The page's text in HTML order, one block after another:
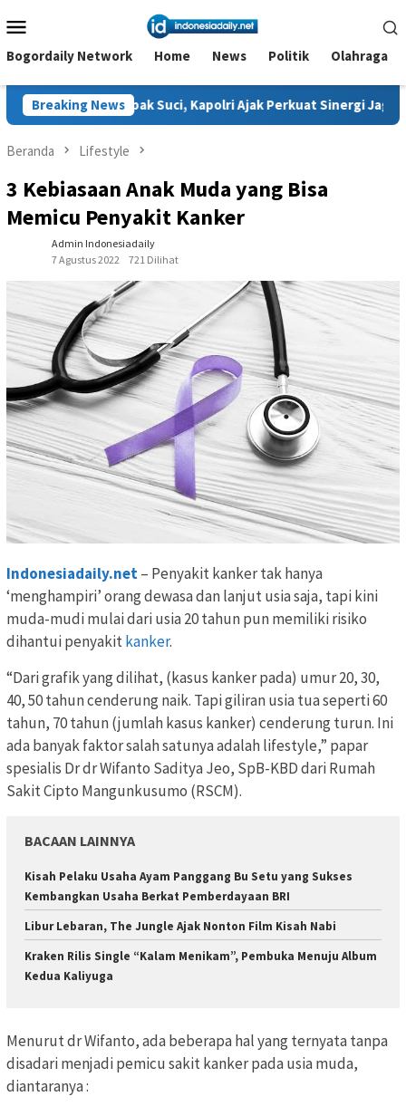
ke
kontenMobile
Bogordaily Network Home News Politik Olahraga
Breaking News
Suci, Kapolri Ajak Perkuat Sinergi Jaga Generasi Muda dan
Beranda Lifestyle
3 Kebiasaan Anak Muda yang Bisa
Memicu Penyakit Kanker
Admin Indonesiadaily
7 Agustus 2022
721 Dilihat
Indonesiadaily.net– Penyakit kanker tak hanya
‘menghampiri’ orang dewasa dan lanjut usia saja, tapi kini
muda-mudi mulai dari usia 20 tahun pun memiliki risiko
dihantui penyakitkanker.
“Dari grafik yang dilihat, (kasus kanker pada) umur 20, 30,
40, 50 tahun cenderung naik. Tapi giliran usia tua seperti 60
tahun, 70 tahun (jumlah kasus kanker) cenderung turun. Ini
ada banyak faktor salah satunya adalah lifestyle,” papar
spesialis Dr dr Wifanto Saditya Jeo, SpB-KBD dari Rumah
Sakit Cipto Mangunkusumo (RSCM).
BACAAN LAINNYA
Kisah Pelaku Usaha Ayam Panggang Bu Setu yang Sukses
Kembangkan Usaha Berkat Pemberdayaan BRI
Libur Lebaran, The Jungle Ajak Nonton Film Kisah Nabi
Kraken Rilis Single “Kalam Menikam”, Pembuka Menuju Album
Kedua Kaliyuga
Menurut dr Wifanto, ada beberapa hal yang ternyata tanpa
disadari menjadi pemicu sakit kanker pada usia muda,
diantaranya :